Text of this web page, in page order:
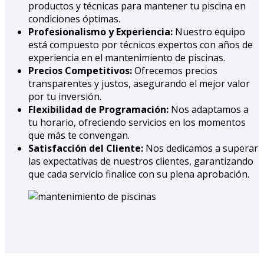
productos y técnicas para mantener tu piscina en
condiciones óptimas.
Profesionalismo y Experiencia: Nuestro equipo
está compuesto por técnicos expertos con años de
experiencia en el mantenimiento de piscinas.
Precios Competitivos:Ofrecemos precios
transparentes y justos, asegurando el mejor valor
por tu inversión.
Flexibilidad de Programación: Nos adaptamos a
tu horario, ofreciendo servicios en los momentos
que más te convengan.
Satisfacción del Cliente: Nos dedicamos a superar
las expectativas de nuestros clientes, garantizando
que cada servicio finalice con su plena aprobación.